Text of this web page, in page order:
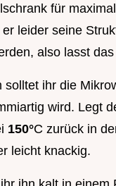
für
leider seine
also lasst das
solltet ihr die
wird. Legt
150°C zurück in
leicht knackig.